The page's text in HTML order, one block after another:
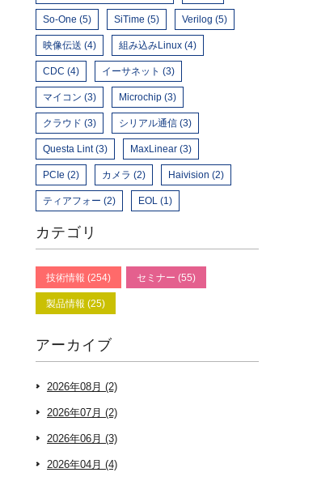
So-One (5) SiTime (5) Verilog (5)
映像伝送 (4) 組み込みLinux (4)
CDC (4) イーサネット (3)
マイコン (3) Microchip (3)
クラウド (3) シリアル通信 (3)
Questa Lint (3) MaxLinear (3)
PCIe (2) カメラ (2) Haivision (2)
ティアフォー (2) EOL (1)
カテゴリ
技術情報 (254) セミナー (55)
製品情報 (25)
アーカイブ
2026年08月 (2)
2026年07月 (2)
2026年06月 (3)
2026年04月 (4)